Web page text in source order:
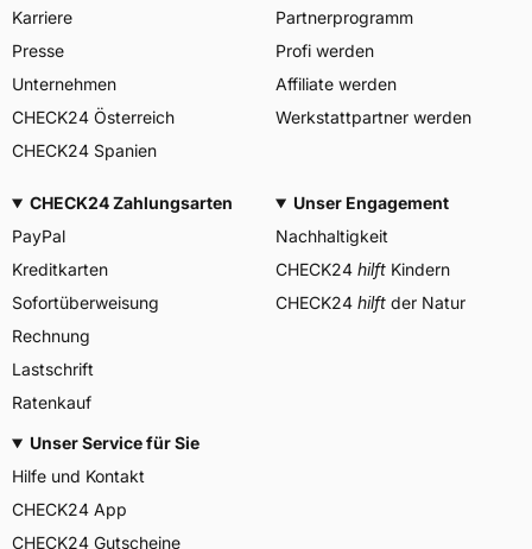
Herstellerkontakt
BRIDGESTONE EU NV/SA,
Via del Fosso del Salceto
13/15 00128 Rome Italien,
market.surveillance@bridges
Karriere
Presse
Unternehmen
CHECK24 Österreich
CHECK24 Spanien
Partnerprogramm
Profi werden
Affiliate werden
Werkstattpartner werden
CHECK24 Zahlungsarten
PayPal
Kreditkarten
Sofortüberweisung
Rechnung
Lastschrift
Ratenkauf
Unser Engagement
Nachhaltigkeit
CHECK24 hilft Kindern
CHECK24 hilft der Natur
Unser Service für Sie
Hilfe und Kontakt
CHECK24 App
CHECK24 Gutscheine